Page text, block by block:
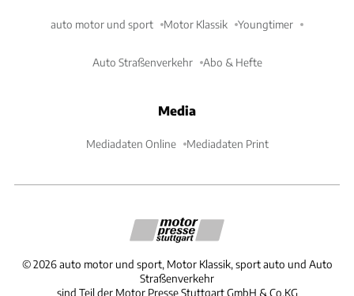
auto motor und sport Motor Klassik Youngtimer
Auto Straßenverkehr Abo & Hefte
Media
Mediadaten Online Mediadaten Print
©2026 auto motor und sport, Motor Klassik, sport auto und Auto
Straßenverkehr
sind Teil der Motor Presse Stuttgart GmbH & Co.KG